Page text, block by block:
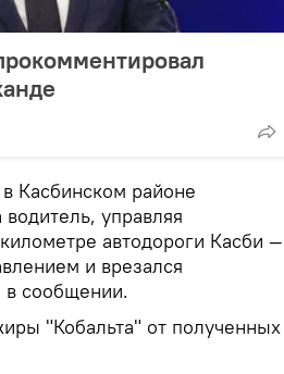
Касбинском районе
управляя
автодороги Касби —
и врезался
в сообщении.
"Кобальта" от полученных